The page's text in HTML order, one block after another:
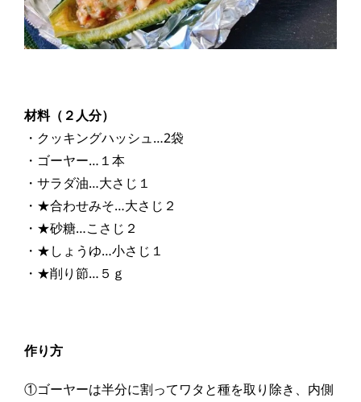
材料（２人分）
・クッキングハッシュ…2袋
・ゴーヤー…１本
・サラダ油…大さじ１
・★合わせみそ…大さじ２
・★砂糖…こさじ２
・★しょうゆ…小さじ１
・★削り節…５ｇ
作り方
①ゴーヤーは半分に割ってワタと種を取り除き、内側